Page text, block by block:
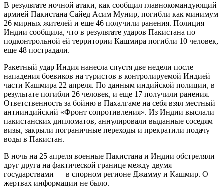
В результате ночной атаки, как сообщил главнокомандующий
армией Пакистана Сайед Асим Мунир, погибли как минимум
26 мирных жителей и еще 46 получили ранения. Полиция
Индии сообщила, что в результате ударов Пакистана по
подконтрольной ей территории Кашмира погибли 10 человек,
еще 48 пострадали.
Ракетный удар Индия нанесла спустя две недели после
нападения боевиков на туристов в контролируемой Индией
части Кашмира 22 апреля. По данным индийской полиции, в
результате погибли 26 человек, и еще 17 получили ранения.
Ответственность за бойню в Пахалгаме на себя взял местный
антииндийский «Фронт сопротивления». Из Индии выслали
пакистанских дипломатов, аннулировали выданные соседям
визы, закрыли пограничные переходы и прекратили подачу
воды в Пакистан.
В ночь на 25 апреля военные Пакистана и Индии обстреляли
друг друга на фактической границе между двумя
государствами — в спорном регионе Джамму и Кашмир. О
жертвах информации не было.